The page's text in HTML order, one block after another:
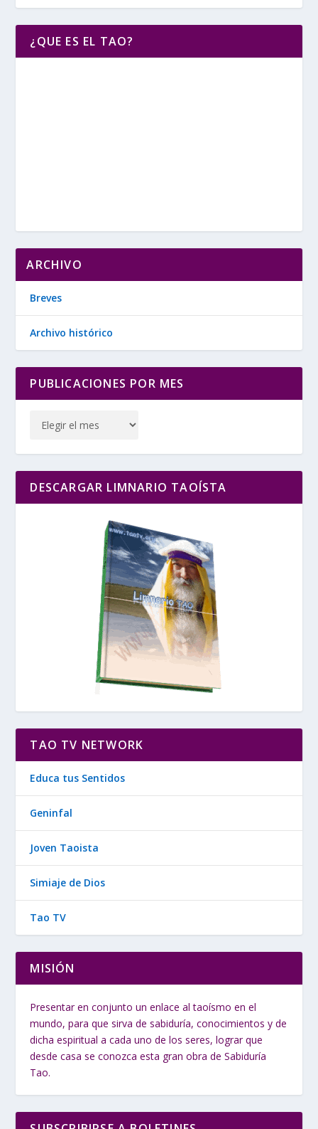
¿QUE ES EL TAO?
ARCHIVO
Breves
Archivo histórico
PUBLICACIONES POR MES
DESCARGAR LIMNARIO TAOÍSTA
TAO TV NETWORK
Educa tus Sentidos
Geninfal
Joven Taoista
Simiaje de Dios
Tao TV
MISIÓN
Presentar en conjunto un enlace al taoísmo en el
mundo, para que sirva de sabiduría, conocimientos y de
dicha espiritual a cada uno de los seres, lograr que
desde casa se conozca esta gran obra de Sabiduría
Tao.